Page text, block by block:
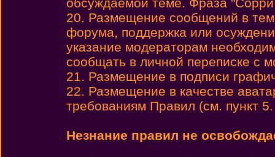
20. Размещение сообщений в
форума, поддержка или
указание модераторам
сообщать в личной переписке с
21. Размещение в подписи
22. Размещение в качестве
требованиям Правил (см. пункт
Незнание правил не